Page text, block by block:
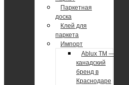
Паркетная
доска
Клей для
паркета
Импорт
Ablux TM —
канадский
бренд в
Краснодаре